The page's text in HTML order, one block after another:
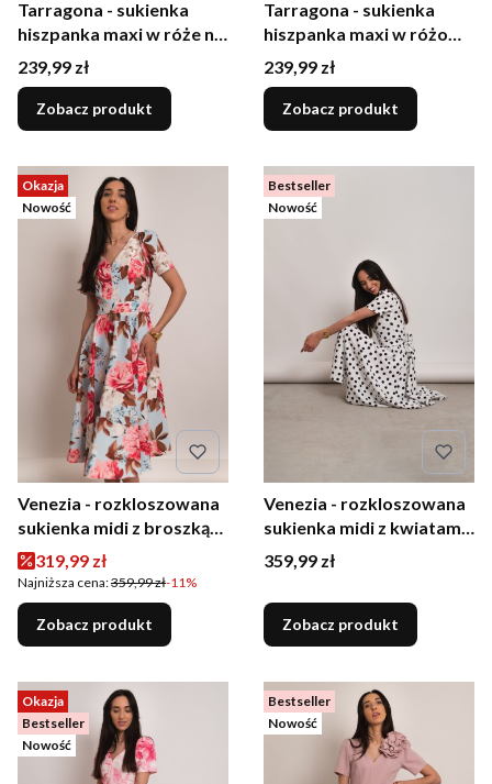
Tarragona - sukienka
hiszpanka maxi w róże na
czarnym tle
Cena
239,99 zł
Zobacz produkt
Tarragona - sukienka
hiszpanka maxi w różowe
kwiaty
Cena
239,99 zł
Zobacz produkt
Okazja
Nowość
Venezia - rozkloszowana
sukienka midi z broszką
niebieska w kwiaty
Cena promocyjna
319,99 zł
Najniższa cena:359,99 zł-11%
Zobacz produkt
Bestseller
Nowość
Venezia - rozkloszowana
sukienka midi z kwiatami
biała w grochy
Cena
359,99 zł
Zobacz produkt
Okazja
Bestseller
Nowość
Bestseller
Nowość